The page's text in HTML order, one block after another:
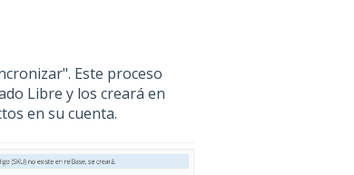
Este proceso
Libre y los creará en
en su cuenta.